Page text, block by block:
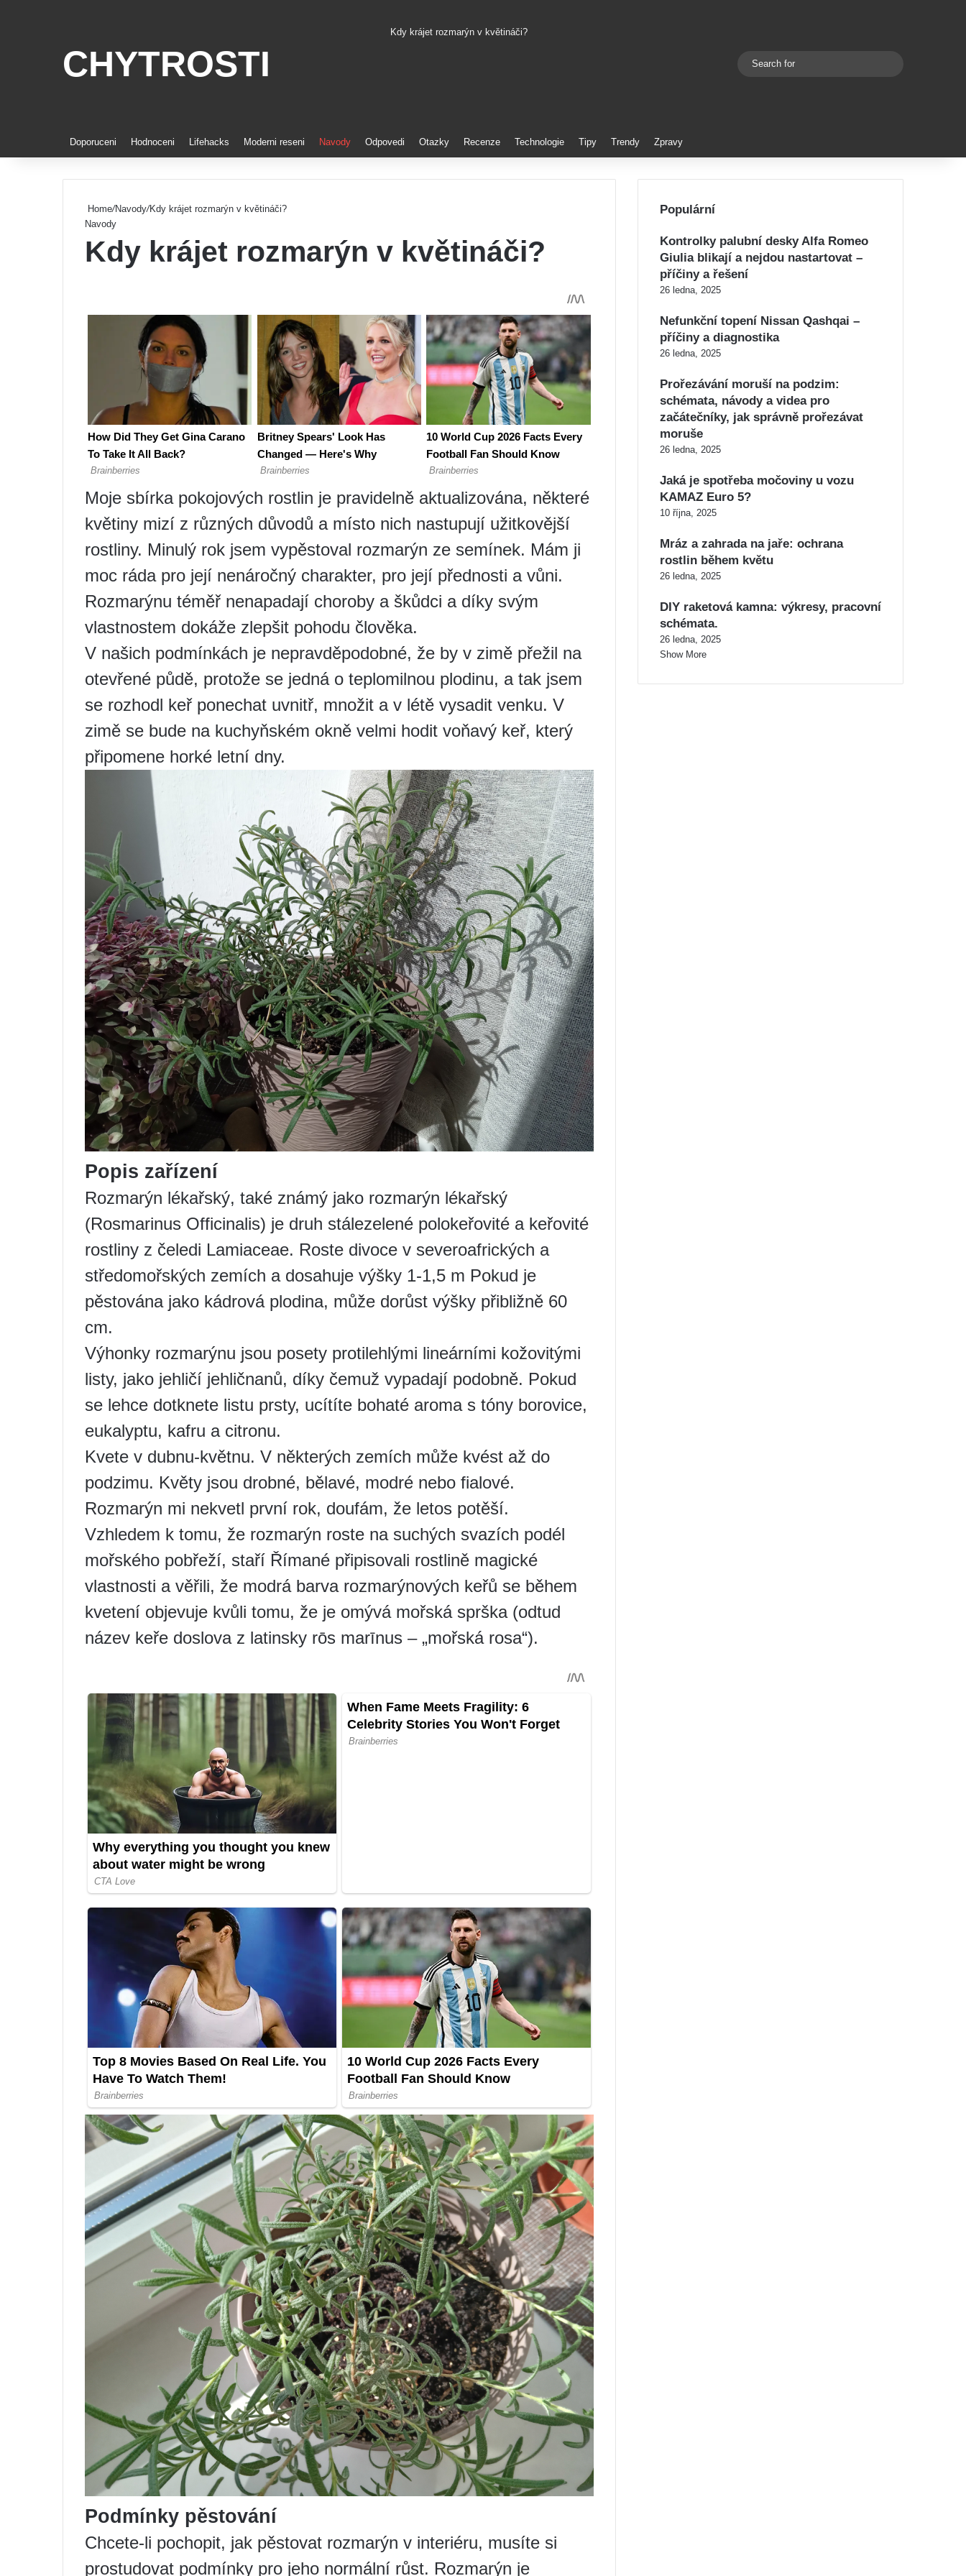
CHYTROSTI
Kdy krájet rozmarýn v květináči?
Switch skin
Doporuceni Hodnoceni Lifehacks Moderni reseni Navody Odpovedi Otazky Recenze Technologie Tipy Trendy Zpravy
Home/Navody/Kdy krájet rozmarýn v květináči?
Navody
Kdy krájet rozmarýn v květináči?
Moje sbírka pokojových rostlin je pravidelně aktualizována, některé
květiny mizí z různých důvodů a místo nich nastupují užitkovější
rostliny. Minulý rok jsem vypěstoval rozmarýn ze semínek. Mám ji
moc ráda pro její nenáročný charakter, pro její přednosti a vůni.
Rozmarýnu téměř nenapadají choroby a škůdci a díky svým
vlastnostem dokáže zlepšit pohodu člověka.
V našich podmínkách je nepravděpodobné, že by v zimě přežil na
otevřené půdě, protože se jedná o teplomilnou plodinu, a tak jsem
se rozhodl keř ponechat uvnitř, množit a v létě vysadit venku. V
zimě se bude na kuchyňském okně velmi hodit voňavý keř, který
připomene horké letní dny.
Popis zařízení
Rozmarýn lékařský, také známý jako rozmarýn lékařský
(Rosmarinus Officinalis) je druh stálezelené polokeřovité a keřovité
rostliny z čeledi Lamiaceae. Roste divoce v severoafrických a
středomořských zemích a dosahuje výšky 1-1,5 m Pokud je
pěstována jako kádrová plodina, může dorůst výšky přibližně 60
cm.
Výhonky rozmarýnu jsou posety protilehlými lineárními kožovitými
listy, jako jehličí jehličnanů, díky čemuž vypadají podobně. Pokud
se lehce dotknete listu prsty, ucítíte bohaté aroma s tóny borovice,
eukalyptu, kafru a citronu.
Kvete v dubnu-květnu. V některých zemích může kvést až do
podzimu. Květy jsou drobné, bělavé, modré nebo fialové.
Rozmarýn mi nekvetl první rok, doufám, že letos potěší.
Vzhledem k tomu, že rozmarýn roste na suchých svazích podél
mořského pobřeží, staří Římané připisovali rostlině magické
vlastnosti a věřili, že modrá barva rozmarýnových keřů se během
kvetení objevuje kvůli tomu, že je omývá mořská sprška (odtud
název keře doslova z latinsky rōs marīnus – „mořská rosa“).
Podmínky pěstování
Chcete-li pochopit, jak pěstovat rozmarýn v interiéru, musíte si
prostudovat podmínky pro jeho normální růst. Rozmarýn je
Populární
Kontrolky palubní desky Alfa Romeo
Giulia blikají a nejdou nastartovat –
příčiny a řešení
26 ledna, 2025
Nefunkční topení Nissan Qashqai –
příčiny a diagnostika
26 ledna, 2025
Prořezávání moruší na podzim:
schémata, návody a videa pro
začátečníky, jak správně prořezávat
moruše
26 ledna, 2025
Jaká je spotřeba močoviny u vozu
KAMAZ Euro 5?
10 října, 2025
Mráz a zahrada na jaře: ochrana
rostlin během květu
26 ledna, 2025
DIY raketová kamna: výkresy, pracovní
schémata.
26 ledna, 2025
Show More